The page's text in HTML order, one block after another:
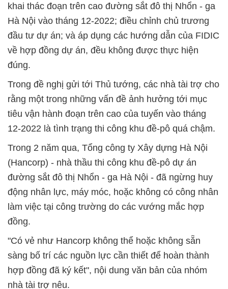
khai thác đoạn trên cao đường sắt đô thị Nhổn - ga
Hà Nội vào tháng 12-2022; điều chỉnh chủ trương
đầu tư dự án; và áp dụng các hướng dẫn của FIDIC
về hợp đồng dự án, đều không được thực hiện
đúng.
Trong đề nghị gửi tới Thủ tướng, các nhà tài trợ cho
rằng một trong những vấn đề ảnh hưởng tới mục
tiêu vận hành đoạn trên cao của tuyến vào tháng
12-2022 là tình trạng thi công khu đề-pô quá chậm.
Trong 2 năm qua, Tổng công ty Xây dựng Hà Nội
(Hancorp) - nhà thầu thi công khu đề-pô dự án
đường sắt đô thị Nhổn - ga Hà Nội - đã ngừng huy
động nhân lực, máy móc, hoặc không có công nhân
làm việc tại công trường do các vướng mắc hợp
đồng.
"Có vẻ như Hancorp không thể hoặc không sẵn
sàng bố trí các nguồn lực cần thiết để hoàn thành
hợp đồng đã ký kết", nội dung văn bản của nhóm
nhà tài trợ nêu.